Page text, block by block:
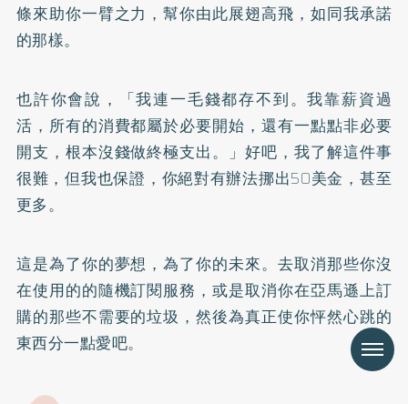
條來助你一臂之力，幫你由此展翅高飛，如同我承諾
的那樣。
也許你會說，「我連一毛錢都存不到。我靠薪資過
活，所有的消費都屬於必要開始，還有一點點非必要
開支，根本沒錢做終極支出。」好吧，我了解這件事
很難，但我也保證，你絕對有辦法挪出50美金，甚至
更多。
這是為了你的夢想，為了你的未來。去取消那些你沒
在使用的的隨機訂閱服務，或是取消你在亞馬遜上訂
購的那些不需要的垃圾，然後為真正使你怦然心跳的
東西分一點愛吧。
Menu